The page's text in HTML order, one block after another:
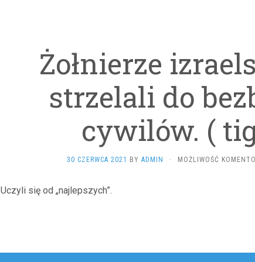
Żołnierze
strzelali do
cywilów. (
30 CZERWCA 2021 BY ADMIN · MOŻLIWOŚĆ
Uczyli się od „najlepszych”.